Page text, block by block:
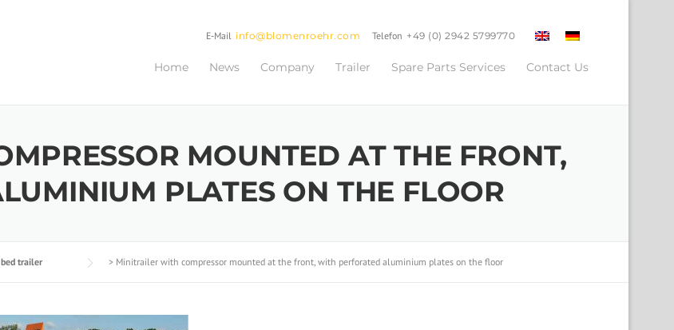
Telefon +49 (0) 2942 5799770
E-Mail info@blomenroehr.com
Home News Company Trailer Spare Parts Services Contact Us
MOUNTED AT THE FRONT,
PLATES ON THE FLOOR
trailer > Minitrailer with compressor mounted at the front, with perforated aluminium plates on the floor